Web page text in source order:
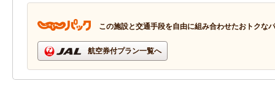
この施設と交通手段を自由に組み合わせたおトクな
航空券付プラン一覧へ